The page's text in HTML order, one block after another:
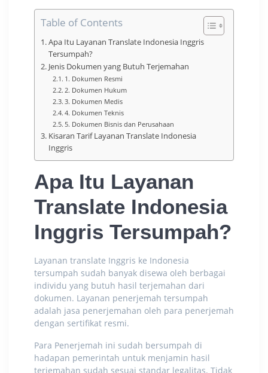
Table of Contents
Apa Itu Layanan Translate Indonesia Inggris
Tersumpah?
Jenis Dokumen yang Butuh Terjemahan
1. Dokumen Resmi
2. Dokumen Hukum
3. Dokumen Medis
4. Dokumen Teknis
5. Dokumen Bisnis dan Perusahaan
Kisaran Tarif Layanan Translate Indonesia
Inggris
Apa Itu Layanan
Translate Indonesia
Inggris Tersumpah?
Layanan translate Inggris ke Indonesia
tersumpah sudah banyak disewa oleh berbagai
individu yang butuh hasil terjemahan dari
dokumen. Layanan penerjemah tersumpah
adalah jasa penerjemahan oleh para penerjemah
dengan sertifikat resmi.
Para Penerjemah ini sudah bersumpah di
hadapan pemerintah untuk menjamin hasil
terjemahan sudah sesuai standar legalitas. Tidak